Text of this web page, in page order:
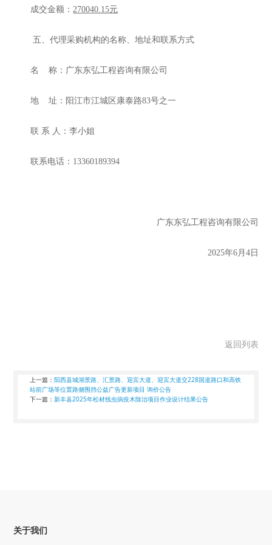
成交金额 ：270040.15元
五、代理采购机构的名称、地址和联系方式
名 称： 广东东弘工程咨询有限公司
地 址： 阳江市江城区康泰路83号之一
联 系 人：李小姐
联系电话： 13360189394
广东东弘工程咨询有限公司
2025年6月 4日
返回列表
上一篇：阳西县城湖景路、汇景路、迎宾大道、迎宾大道交228国道路口和高铁
站前广场等位置路侧围挡公益广告更新项目 询价公告
下一篇：新丰县2025年松材线虫病疫木除治项目作业设计结果公告
关于我们